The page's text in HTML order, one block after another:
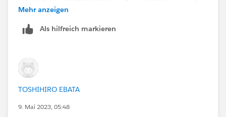
Mehr anzeigen
Als hilfreich markieren
TOSHIHIRO EBATA
9. Mai 2023, 05:48